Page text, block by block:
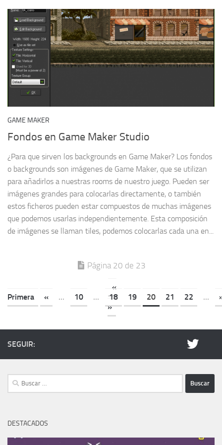
GAME MAKER
Fondos en Game Maker Studio
¿Para que sirven los backgrounds en Game Maker? Los fondos
o backgrounds son imágenes de Game Maker, que se utilizan
para añadirlos a nuestras rooms de nuestro juego. Pueden ser
imágenes grandes para colocarlas directamente, o también
estos ficheros pueden estar compuestos de muchas imágenes
que podemos usarlas independientemente. Esta composición
de imágenes se llaman tiles, podemos colocarlas cada una en...
Página 20 de 23
«
Primera
« ... 10 ... 18 19 20 21 22 ...
»
SEGUIR:
Buscar:
DESTACADOS